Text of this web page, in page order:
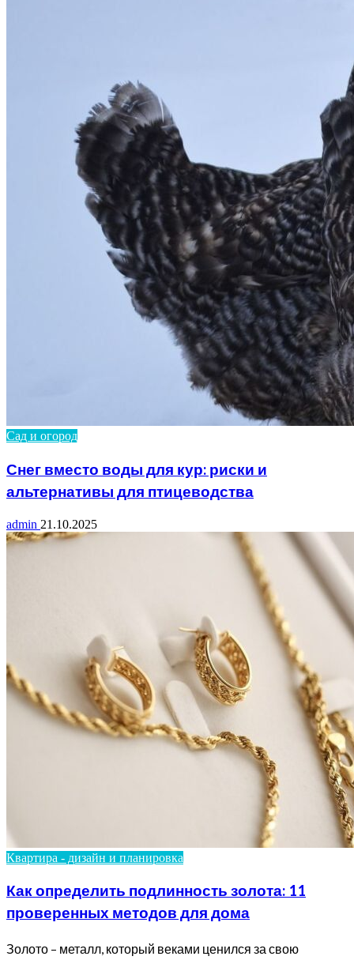
Сад и огород
Снег вместо воды для кур: риски и
альтернативы для птицеводства
admin 21.10.2025
Квартира - дизайн и планировка
Как определить подлинность золота: 11
проверенных методов для дома
Золото – металл, который веками ценился за свою